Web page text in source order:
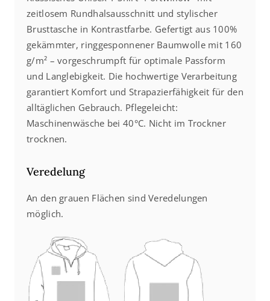
zeitlosem Rundhalsausschnitt und stylischer
Brusttasche in Kontrastfarbe. Gefertigt aus 100%
gekämmter, ringgesponnener Baumwolle mit 160
g/m² – vorgeschrumpft für optimale Passform
und Langlebigkeit. Die hochwertige Verarbeitung
garantiert Komfort und Strapazierfähigkeit für den
alltäglichen Gebrauch. Pflegeleicht:
Maschinenwäsche bei 40°C. Nicht im Trockner
trocknen.
Veredelung
An den grauen Flächen sind Veredelungen
möglich.